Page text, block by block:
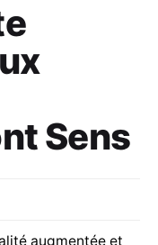
Sens
augmentée et